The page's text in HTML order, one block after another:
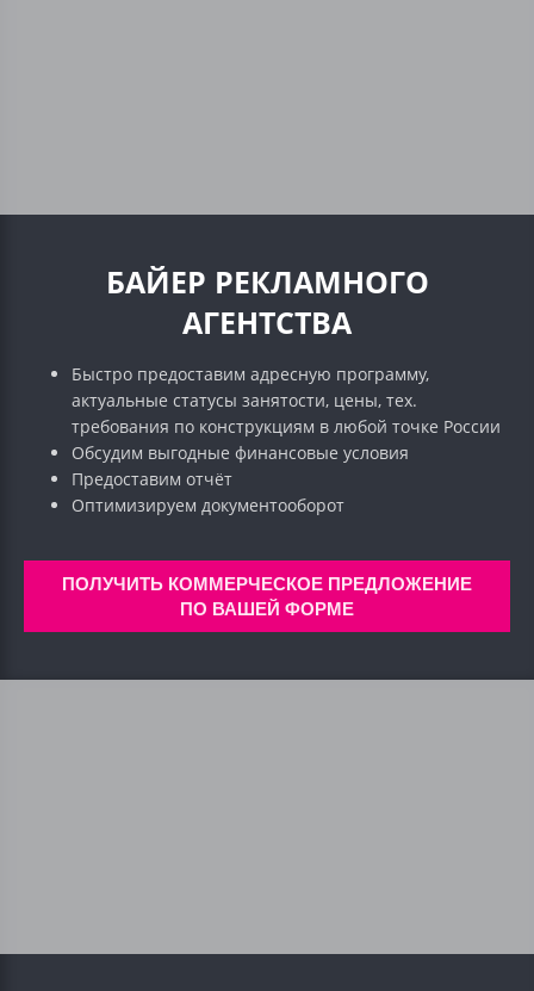
БАЙЕР РЕКЛАМНОГО
АГЕНТСТВА
Быстро предоставим адресную программу,
актуальные статусы занятости, цены, тех.
требования по конструкциям в любой точке России
Обсудим выгодные финансовые условия
Предоставим отчёт
Оптимизируем документооборот
ПОЛУЧИТЬ КОММЕРЧЕСКОЕ ПРЕДЛОЖЕНИЕ
ПО ВАШЕЙ ФОРМЕ